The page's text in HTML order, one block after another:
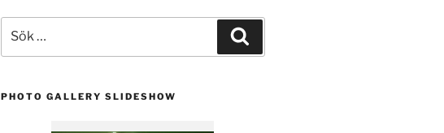
efter:
PHOTO GALLERY SLIDESHOW